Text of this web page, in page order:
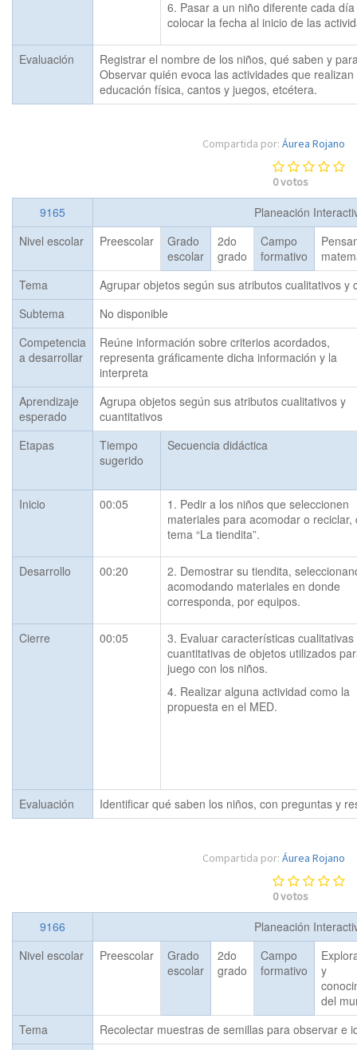
6. Pasar a un niño diferente cada
colocar la fecha al inicio de las
Evaluación
Registrar el nombre de los niños, qué saben y
Observar quién evoca las actividades que
educación física, cantos y juegos, etcétera.
Compartida por: Áurea Rojano
0votos
9165
Planeación
Nivel escolar
Preescolar
Grado
escolar
2do
grado
Campo
formativo
Tema
Agrupar objetos según sus atributos cualitativos y
Subtema
No disponible
Competencia
a desarrollar
Reúne información sobre criterios acordados,
representa gráficamente dicha información y la
interpreta
Aprendizaje
esperado
Agrupa objetos según sus atributos cualitativos y
cuantitativos
Etapas
Tiempo
sugerido
Secuencia didáctica
Inicio 00:05
1. Pedir a los niños que seleccionen
materiales para acomodar o reciclar,
tema “La tiendita”.
Desarrollo 00:20
2. Demostrar su tiendita,
acomodando materiales en donde
corresponda, por equipos.
Cierre 00:05
3. Evaluar características cualitativas
cuantitativas de objetos utilizados
juego con los niños.
4. Realizar alguna actividad como la
propuesta en el MED.
Evaluación Identificar qué saben los niños, con preguntas y
Compartida por: Áurea Rojano
0votos
9166
Planeación
Nivel escolar
Preescolar
Grado
escolar
2do
grado
Campo
formativo
y
del
Tema
Recolectar muestras de semillas para observar e